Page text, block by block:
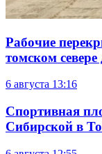
Рабочие
томском
6 августа 13:16
Спортивная
Сибирской в